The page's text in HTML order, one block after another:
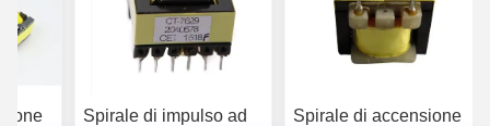
Spirale di impulso ad
Spirale di accensione